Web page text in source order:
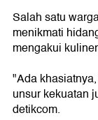
Salah satu
menikmati
mengakui
"Ada
unsur kekuatan
detikcom.